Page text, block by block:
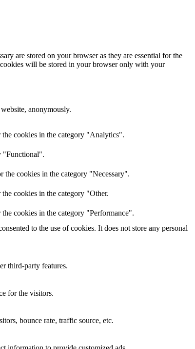
are stored on your browser as they are essential for the
will be stored in your browser only with your
anonymously.
cookies in the category "Analytics".
"Functional".
the cookies in the category "Necessary".
cookies in the category "Other.
cookies in the category "Performance".
to the use of cookies. It does not store any personal
third-party features.
for the visitors.
bounce rate, traffic source, etc.